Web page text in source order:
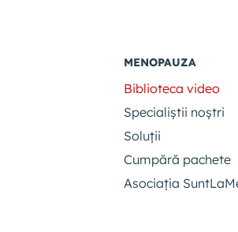
MENOPAUZA
Biblioteca video
Specialiștii noștri
Soluții
Cumpără pachete
Asociația